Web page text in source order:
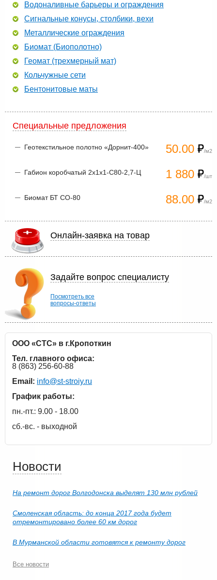
Водоналивные барьеры и ограждения
Сигнальные конусы, столбики, вехи
Металлические ограждения
Биомат (Биополотно)
Геомат (трехмерный мат)
Кольчужные сети
Бентонитовые маты
Специальные предложения
50.00 /м2
Геотекстильное полотно «Дорнит-400»
1 880 /шт
Габион коробчатый 2х1х1-С80-2,7-Ц
88.00 /м2
Биомат БТ СО-80
Онлайн-заявка на товар
Задайте вопрос специалисту
Посмотреть все
вопросы-ответы
ООО «СТС» в г.Кропоткин
Тел. главного офиса:
8 (863) 256-60-88
Email: info@st-stroiy.ru
График работы:
пн.-пт.: 9.00 - 18.00
сб.-вс. - выходной
Новости
На ремонт дорог Волгодонска выделят 130 млн рублей
Смоленская область: до конца 2017 года будет
отремонтировано более 60 км дорог
В Мурманской области готовятся к ремонту дорог
Все новости